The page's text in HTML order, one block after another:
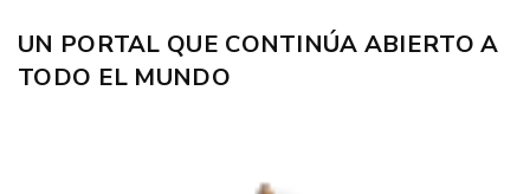
UN PORTAL QUE CONTINÚA ABIERTO A
TODO EL MUNDO